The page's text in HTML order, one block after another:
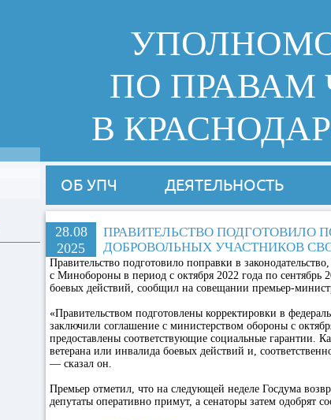
ПО ПРАВАМ
В
ОБ УПЧ ДЕЯТЕЛЬНОСТЬ
28.08
2025
ПРАВИТЕЛЬСТВО ПОДГОТОВИЛО
ДОБРОВОЛЬНЫХ УЧАСТНИКОВ
Правительство подготовило поправки в
с Минобороны в период с октября 2022 года по сентябрь
боевых действий, сообщил на совещании премьер-
«Правительством подготовлены корректировки в
заключили соглашение с министерством обороны с
предоставлены соответствующие социальные гарантии.
ветерана или инвалида боевых действий и,
— сказал он.
Премьер отметил, что на следующей неделе Госдума
депутаты оперативно примут, а сенаторы затем одобрят